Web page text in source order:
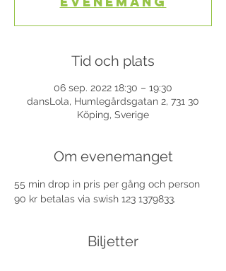
Tid och plats
06 sep. 2022 18:30 – 19:30
dansLola, Humlegårdsgatan 2, 731 30
Köping, Sverige
Om evenemanget
55 min drop in pris per gång och person
90 kr betalas via swish 123 1379833.
Biljetter